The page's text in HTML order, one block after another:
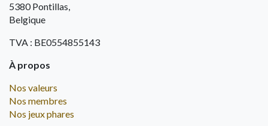
5380 Pontillas,
Belgique
TVA : BE0554855143
À propos
Nos valeurs
Nos membres
Nos jeux phares